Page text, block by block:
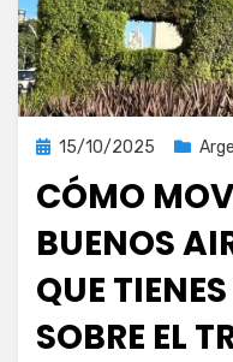
Publicada
15/10/2025
CÓMO
BUENOS
QUE
SOBRE EL